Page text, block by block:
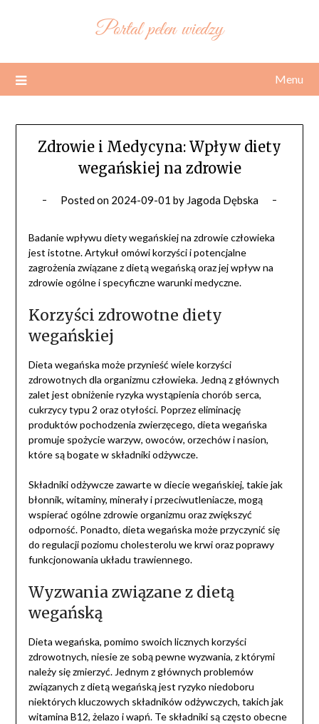
Portal pełen wiedzy
Menu
Zdrowie i Medycyna: Wpływ diety
wegańskiej na zdrowie
Posted on 2024-09-01 by Jagoda Dębska
Badanie wpływu diety wegańskiej na zdrowie człowieka
jest istotne. Artykuł omówi korzyści i potencjalne
zagrożenia związane z dietą wegańską oraz jej wpływ na
zdrowie ogólne i specyficzne warunki medyczne.
Korzyści zdrowotne diety
wegańskiej
Dieta wegańska może przynieść wiele korzyści
zdrowotnych dla organizmu człowieka. Jedną z głównych
zalet jest obniżenie ryzyka wystąpienia chorób serca,
cukrzycy typu 2 oraz otyłości. Poprzez eliminację
produktów pochodzenia zwierzęcego, dieta wegańska
promuje spożycie warzyw, owoców, orzechów i nasion,
które są bogate w składniki odżywcze.
Składniki odżywcze zawarte w diecie wegańskiej, takie jak
błonnik, witaminy, minerały i przeciwutleniacze, mogą
wspierać ogólne zdrowie organizmu oraz zwiększyć
odporność. Ponadto, dieta wegańska może przyczynić się
do regulacji poziomu cholesterolu we krwi oraz poprawy
funkcjonowania układu trawiennego.
Wyzwania związane z dietą
wegańską
Dieta wegańska, pomimo swoich licznych korzyści
zdrowotnych, niesie ze sobą pewne wyzwania, z którymi
należy się zmierzyć. Jednym z głównych problemów
związanych z dietą wegańską jest ryzyko niedoboru
niektórych kluczowych składników odżywczych, takich jak
witamina B12, żelazo i wapń. Te składniki są często obecne